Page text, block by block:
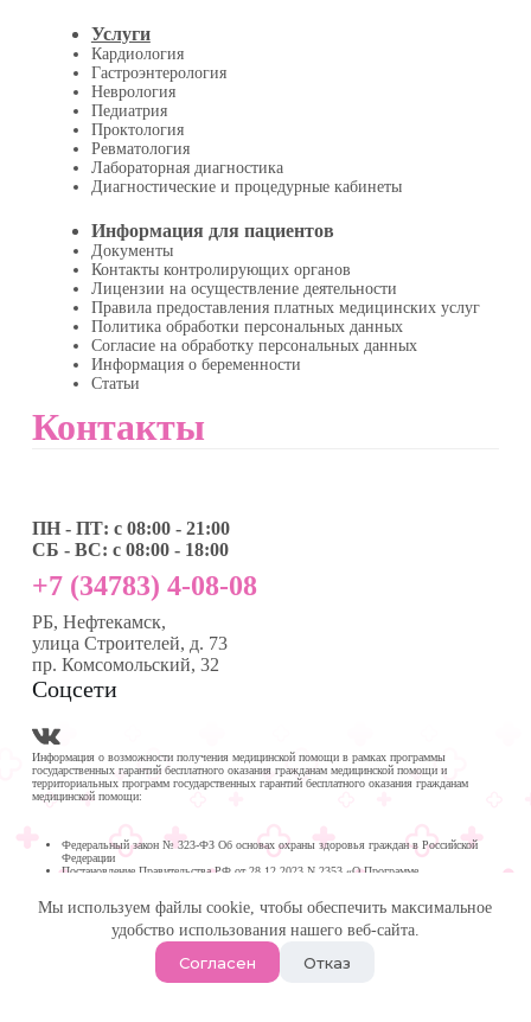
Мы используем файлы cookie, чтобы обеспечить максимальное
удобство использования нашего веб-сайта.
Согласен Отказ
Услуги
Кардиология
Гастроэнтерология
Неврология
Педиатрия
Проктология
Ревматология
Лабораторная диагностика
Диагностические и процедурные кабинеты
Информация для пациентов
Документы
Контакты контролирующих органов
Лицензии на осуществление деятельности
Правила предоставления платных медицинских услуг
Политика обработки персональных данных
Согласие на обработку персональных данных
Информация о беременности
Статьи
Контакты
ПН - ПТ: с 08:00 - 21:00
СБ - ВС: с 08:00 - 18:00
+7 (34783) 4-08-08
РБ, Нефтекамск,
улица Строителей, д. 73
пр. Комсомольский, 32
Соцсети
Информация о возможности получения медицинской помощи в рамках программы
государственных гарантий бесплатного оказания гражданам медицинской помощи и
территориальных программ государственных гарантий бесплатного оказания гражданам
медицинской помощи:
Федеральный закон № 323-ФЗ Об основах охраны здоровья граждан в Российской
Федерации
Постановление Правительства РФ от 28.12.2023 N 2353 «О Программе
Программа государственных гарантий бесплатного оказания гражданам медицинской
Республике Башкортостан на 2024 год и на плановый период 2025 и 2026 годов
Медика Плюс
| Многопрофильная клиника в